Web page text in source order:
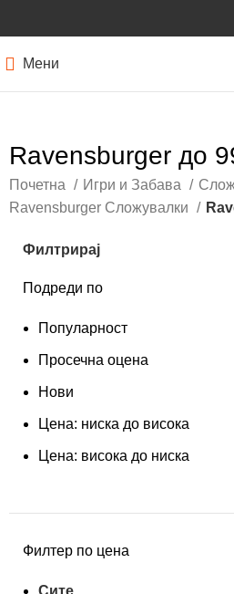
Мени
Ravensburger до
Почетна Игри и Забава
Ravensburger Сложувалки
Филтрирај
Подреди по
Популарност
Просечна оцена
Нови
Цена: ниска до висока
Цена: висока до ниска
Филтер по цена
Сите